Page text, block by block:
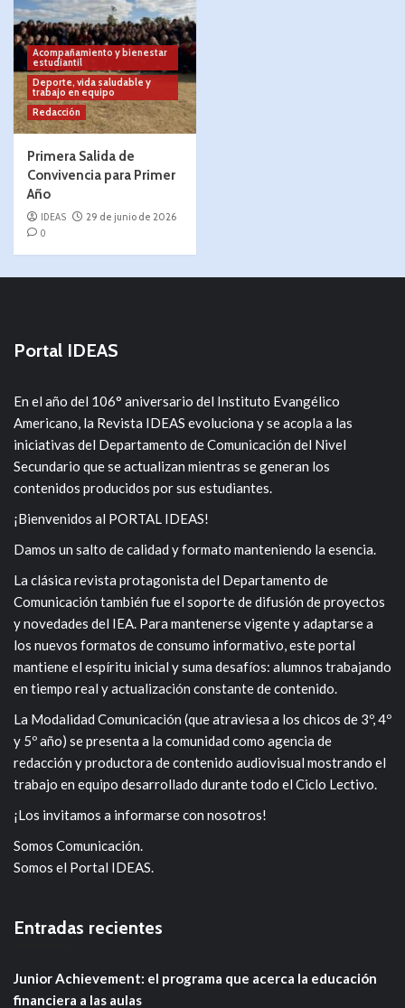
Acompañamiento y bienestar
estudiantil
Deporte, vida saludable y
trabajo en equipo
Redacción
Primera Salida de
Convivencia para Primer
Año
IDEAS
29 de junio de 2026
0
Portal IDEAS
En el año del 106° aniversario del Instituto Evangélico
Americano, la Revista IDEAS evoluciona y se acopla a las
iniciativas del Departamento de Comunicación del Nivel
Secundario que se actualizan mientras se generan los
contenidos producidos por sus estudiantes.
¡Bienvenidos al PORTAL IDEAS!
Damos un salto de calidad y formato manteniendo la esencia.
La clásica revista protagonista del Departamento de
Comunicación también fue el soporte de difusión de proyectos
y novedades del IEA. Para mantenerse vigente y adaptarse a
los nuevos formatos de consumo informativo, este portal
mantiene el espíritu inicial y suma desafíos: alumnos trabajando
en tiempo real y actualización constante de contenido.
La Modalidad Comunicación (que atraviesa a los chicos de 3º, 4º
y 5º año) se presenta a la comunidad como agencia de
redacción y productora de contenido audiovisual mostrando el
trabajo en equipo desarrollado durante todo el Ciclo Lectivo.
¡Los invitamos a informarse con nosotros!
Somos Comunicación.
Somos el Portal IDEAS.
Entradas recientes
Junior Achievement: el programa que acerca la educación
financiera a las aulas